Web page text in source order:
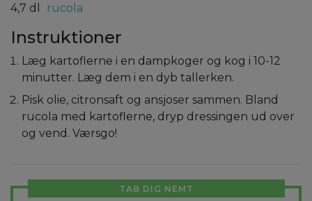
4,7 dl rucola
Instruktioner
Læg kartoflerne i en dampkoger og kog i 10-12
minutter. Læg dem i en dyb tallerken.
Pisk olie, citronsaft og ansjoser sammen. Bland
rucola med kartoflerne, dryp dressingen ud over
og vend. Værsgo!
TAB DIG NEMT